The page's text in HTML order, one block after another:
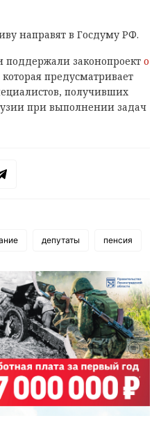
направят в Госдуму РФ.
поддержали законопроект о
которая предусматривает
получивших
при выполнении задач
депутаты пенсия